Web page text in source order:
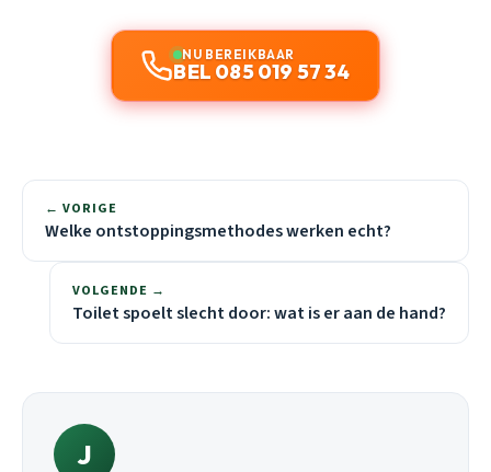
NU BEREIKBAAR
BEL 085 019 57 34
← VORIGE
Welke ontstoppingsmethodes werken echt?
VOLGENDE →
Toilet spoelt slecht door: wat is er aan de hand?
J